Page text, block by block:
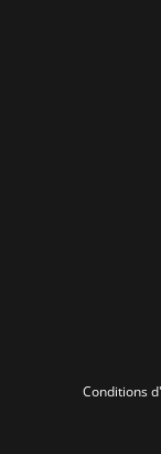
Conditions